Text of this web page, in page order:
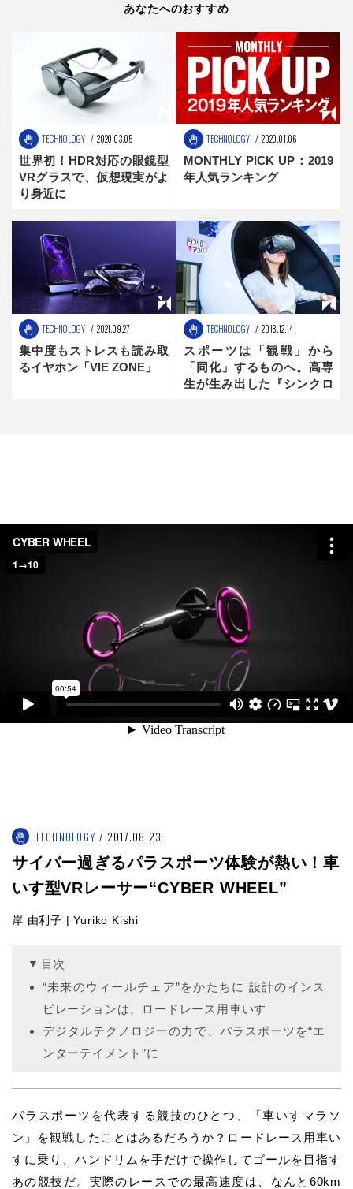
あなたへのおすすめ
TECHNOLOGY 2020.03.05
世界初！HDR対応の眼鏡型
VRグラスで、仮想現実がよ
り身近に
TECHNOLOGY 2020.01.06
MONTHLY PICK UP：2019
年人気ランキング
TECHNOLOGY 2021.09.27
集中度もストレスも読み取
るイヤホン「VIE ZONE」
TECHNOLOGY 2018.12.14
スポーツは「観戦」から
「同化」するものへ。高専
生が生み出した『シンクロ
TECHNOLOGY 2017.08.23
サイバー過ぎるパラスポーツ体験が熱い！車
いす型VRレーサー“CYBER WHEEL”
岸 由利子 | Yuriko Kishi
目次
“未来のウィールチェア”をかたちに 設計のインス
ピレーションは、ロードレース用車いす
デジタルテクノロジーの力で、パラスポーツを“エ
ンターテイメント”に
パラスポーツを代表する競技のひとつ、「車いすマラソ
ン」を観戦したことはあるだろうか？ロードレース用車い
すに乗り、ハンドリムを手だけで操作してゴールを目指す
あの競技だ。実際のレースでの最高速度は、なんと60km